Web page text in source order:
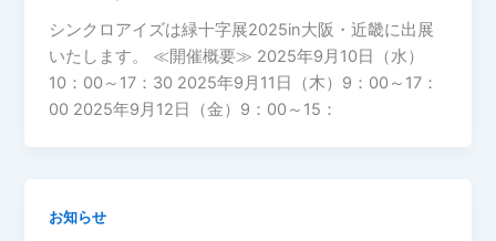
シンクロアイズは緑十字展2025in大阪・近畿に出展
いたします。 ≪開催概要≫ 2025年9月10日（水）
10：00～17：30 2025年9月11日（木）9：00～17：
00 2025年9月12日（金）9：00～15：
お知らせ